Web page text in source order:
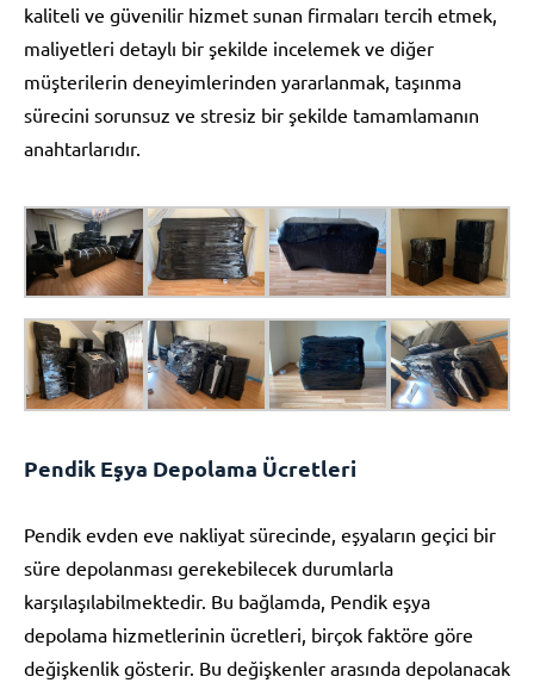
kaliteli ve güvenilir hizmet sunan firmaları tercih etmek,
maliyetleri detaylı bir şekilde incelemek ve diğer
müşterilerin deneyimlerinden yararlanmak, taşınma
sürecini sorunsuz ve stresiz bir şekilde tamamlamanın
anahtarlarıdır.
Pendik Eşya Depolama Ücretleri
Pendik evden eve nakliyat sürecinde, eşyaların geçici bir
süre depolanması gerekebilecek durumlarla
karşılaşılabilmektedir. Bu bağlamda, Pendik eşya
depolama hizmetlerinin ücretleri, birçok faktöre göre
değişkenlik gösterir. Bu değişkenler arasında depolanacak